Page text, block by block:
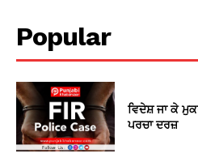
Popular
ਵਿਦੇਸ਼ ਜਾ ਕੇ
ਪਰਚਾ ਦਰਜ਼